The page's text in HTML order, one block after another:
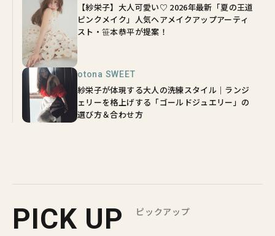
【紗栄子】大人可愛い♡ 2026年最新「夏の王道
ピンクメイク」人気ヘアメイクアップアーティ
スト・笹本恭平が提案！
otona SWEET
紗栄子が体現する大人の洗練スタイル｜ランジ
ェリーを格上げする「ゴールドジュエリー」の
選び方＆合わせ方
PICK UP ピックアップ